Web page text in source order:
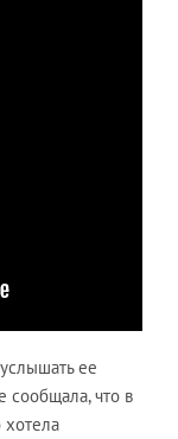
ее
сообщала, что в
хотела